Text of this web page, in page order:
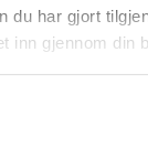
du har gjort
inn gjennom din